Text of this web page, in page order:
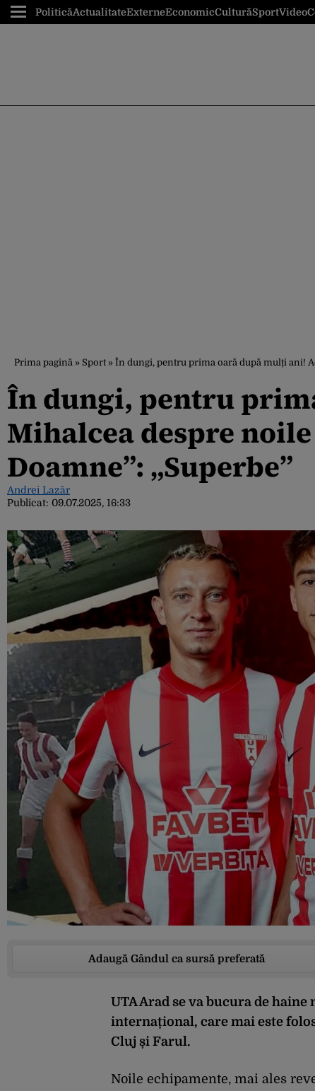
PoliticăActualitateExterneEconomicCulturăSportVideo
Prima pagină » Sport» În dungi, pentru prima oară după mulți ani!
În dungi, pentru
Mihalcea despre
Doamne”: „Superbe”
Andrei Lazăr
Publicat: 09.07.2025, 16:33
Adaugă Gândul ca sursă preferată
UTA Arad se va bucura de
internațional, care mai este
Cluj și Farul.
Noile echipamente, mai ales